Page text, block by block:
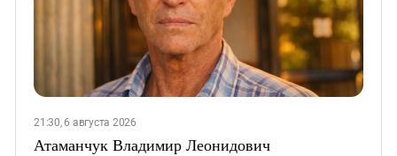
21:30, 6 августа 2026
Атаманчук Владимир Леонидович